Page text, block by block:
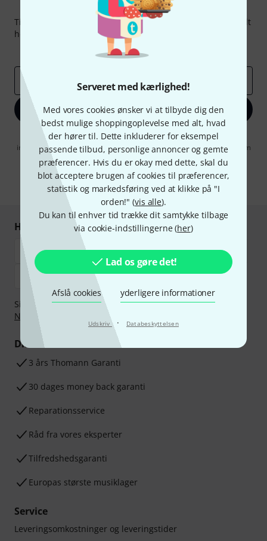
Serveret med kærlighed!
Med vores cookies ønsker vi at tilbyde dig den
bedst mulige shoppingoplevelse med alt, hvad
der hører til. Dette inkluderer for eksempel
passende tilbud, personlige annoncer og gemte
præferencer. Hvis du er okay med dette, skal du
blot acceptere brugen af cookies til præferencer,
statistik og markedsføring ved at klikke på "I
orden!" (vis alle).
Du kan til enhver tid trække dit samtykke tilbage
via cookie-indstillingerne (her)
Lad os gøre det!
Afslå cookies yderligere informationer
Udskriv · Databeskyttelsen
Thomann Newsletter
Tilmeld dig Thomann Nyhedsbrevet på engelsk og med lidt
held kan du vinde en af
50 gavekort
Inspirerende bidrag
Tilbud
Email adresse*
Tilmeld dig nu
Når jeg klikker på "Tilmeld dig nu", erklærer jeg mig samtidig
indforstået med at modtage e-mail-reklame. Dette tilsagn kan når som
helst trækkes tilbage. Find yderligere informationer i vores
informationer om databeskyttelse.
* Obligatorisk felt
Handl og betal sikkert
Sikker betaling med Bankoverførsel, PayPal,Klarna Betal
Nu
Klarna betaling i rater
Dine fordele
3 års Thomann Garanti
30 dages money back garanti
Reparationsservice
Råd fra vores eksperter
Tilfredshedsgaranti
Europas største musiklager
Service
Leveringsomkostninger og leveringstider